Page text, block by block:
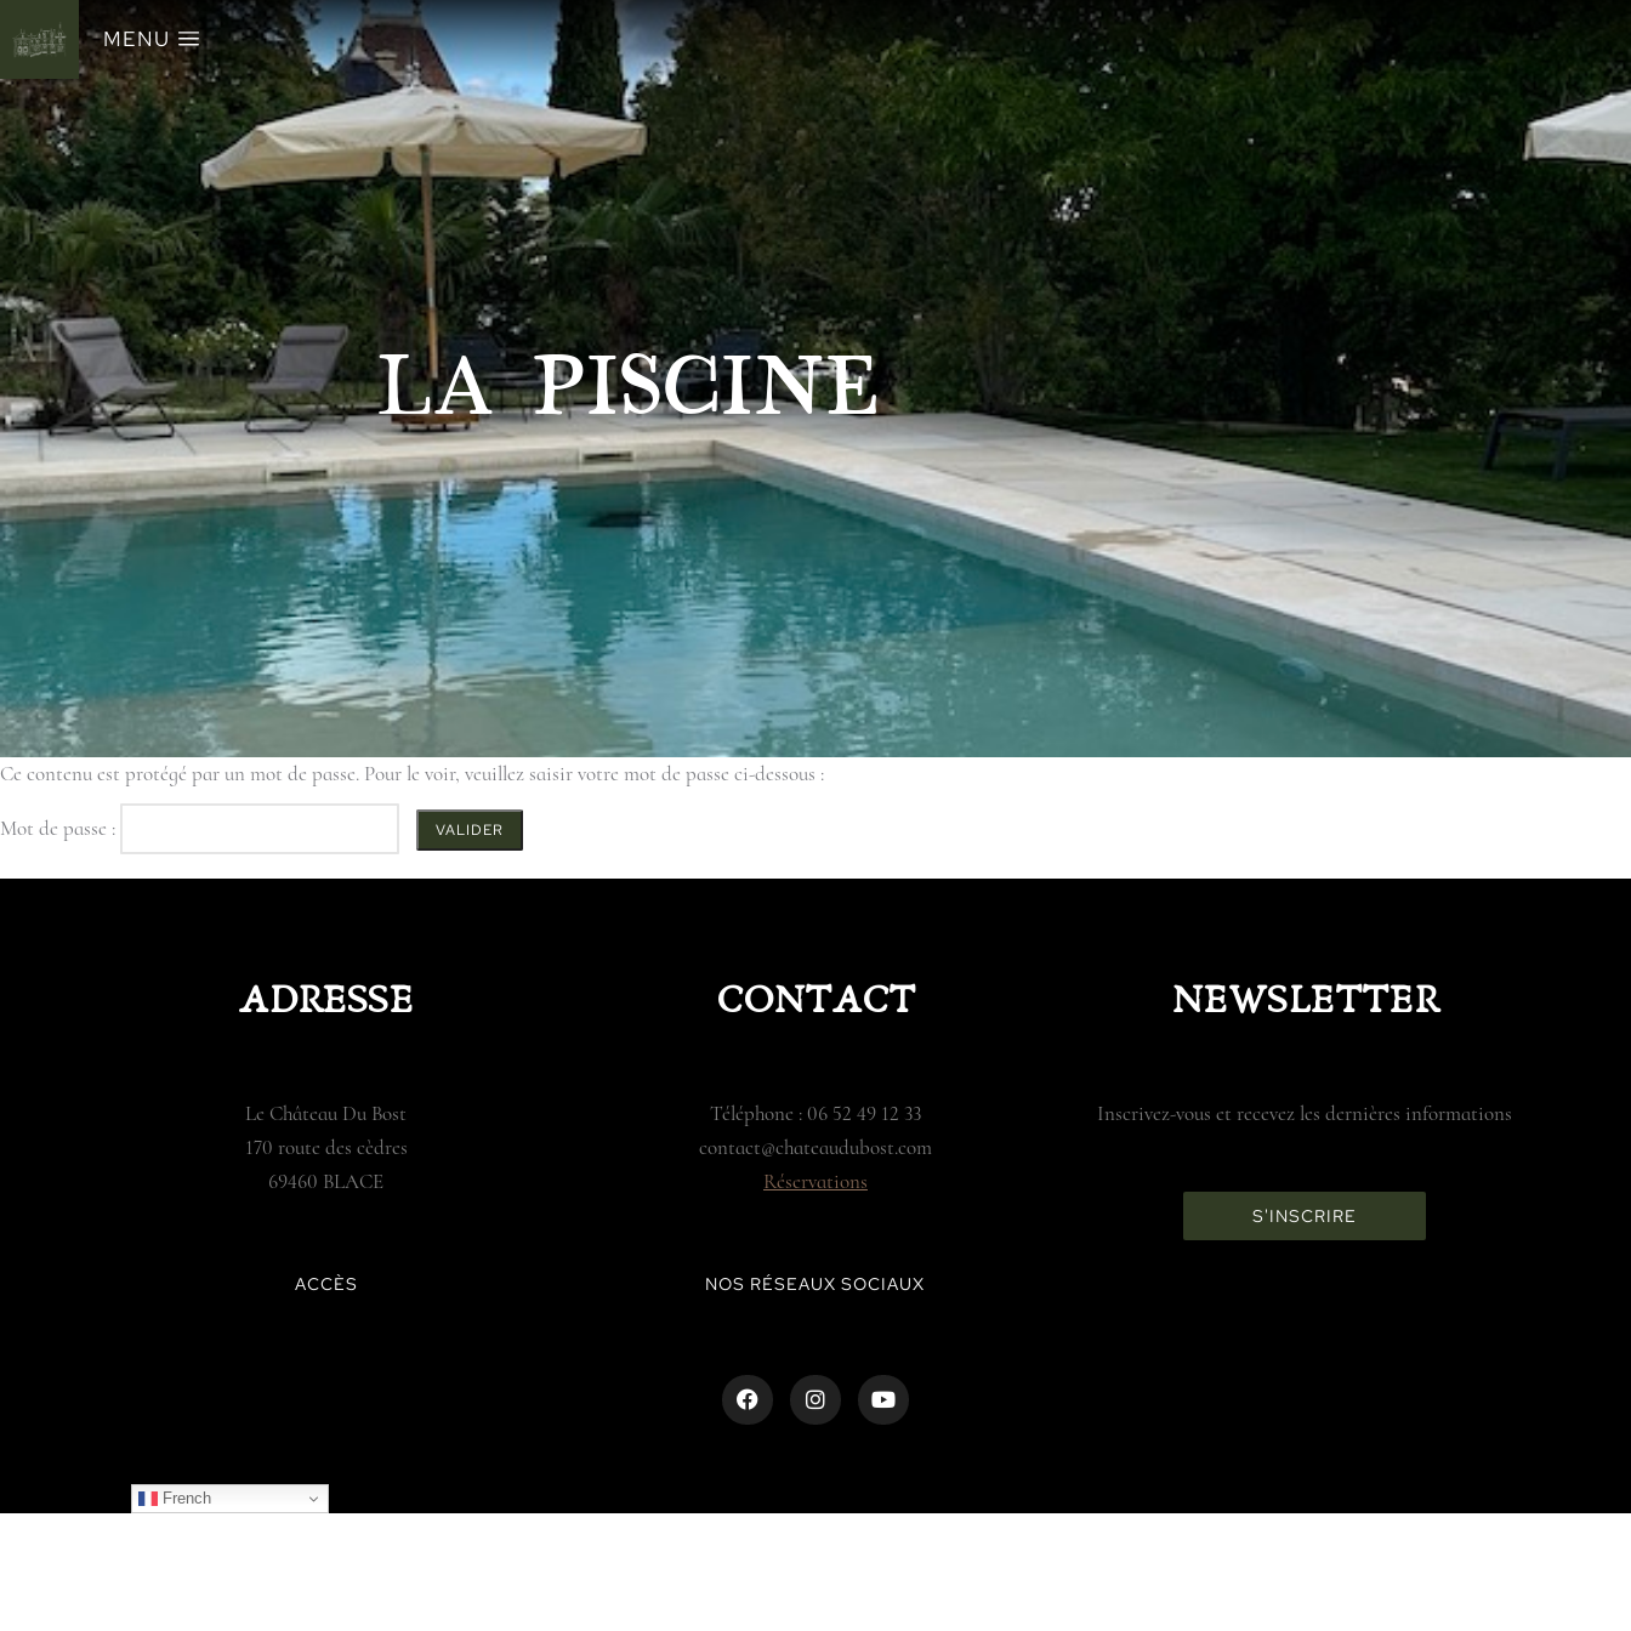
MENU
LA PISCINE
Ce contenu est protégé par un mot de passe. Pour le voir, veuillez saisir votre mot de passe ci-dessous :
Mot de passe :
ADRESSE
Le Château Du Bost
170 route des cèdres
69460 BLACE
ACCÈS
CONTACT
Téléphone : 06 52 49 12 33
contact@chateaudubost.com
Réservations
NOS RÉSEAUX SOCIAUX
NEWSLETTER
Inscrivez-vous et recevez les dernières informations
S'INSCRIRE
French